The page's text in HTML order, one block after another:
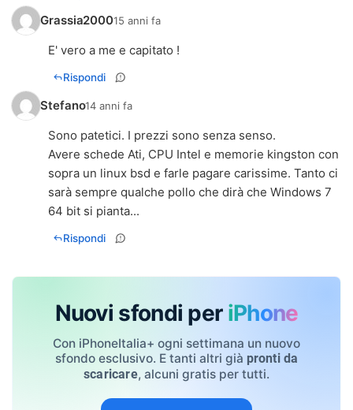
Grassia200015 anni fa
E' vero a me e capitato !
Rispondi
Stefano14 anni fa
Sono patetici. I prezzi sono senza senso.
Avere schede Ati, CPU Intel e memorie kingston con
sopra un linux bsd e farle pagare carissime. Tanto ci
sarà sempre qualche pollo che dirà che Windows 7
64 bit si pianta...
Rispondi
Nuovi sfondi per iPhone
Con iPhoneItalia+ ogni settimana un nuovo
sfondo esclusivo. E tanti altri già pronti da
scaricare, alcuni gratis per tutti.